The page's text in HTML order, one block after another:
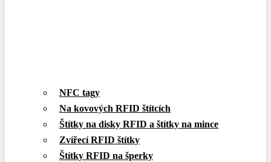
NFC tagy
Na kovových RFID štítcích
Štítky na disky RFID a štítky na mince
Zvířecí RFID štítky
Štítky RFID na šperky